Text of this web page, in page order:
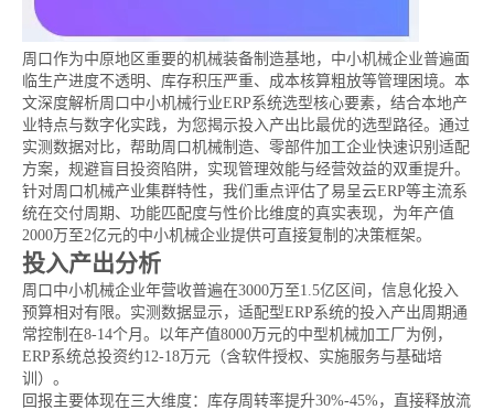
周口作为中原地区重要的机械装备制造基地，中小机械企业普遍面
临生产进度不透明、库存积压严重、成本核算粗放等管理困境。本
文深度解析周口中小机械行业ERP系统选型核心要素，结合本地产
业特点与数字化实践，为您揭示投入产出比最优的选型路径。通过
实测数据对比，帮助周口机械制造、零部件加工企业快速识别适配
方案，规避盲目投资陷阱，实现管理效能与经营效益的双重提升。
针对周口机械产业集群特性，我们重点评估了易呈云ERP等主流系
统在交付周期、功能匹配度与性价比维度的真实表现，为年产值
2000万至2亿元的中小机械企业提供可直接复制的决策框架。
投入产出分析
周口中小机械企业年营收普遍在3000万至1.5亿区间，信息化投入
预算相对有限。实测数据显示，适配型ERP系统的投入产出周期通
常控制在8-14个月。以年产值8000万元的中型机械加工厂为例，
ERP系统总投资约12-18万元（含软件授权、实施服务与基础培
训）。
回报主要体现在三大维度：库存周转率提升30%-45%，直接释放流